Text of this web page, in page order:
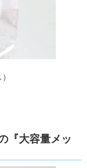
『大容量メッ